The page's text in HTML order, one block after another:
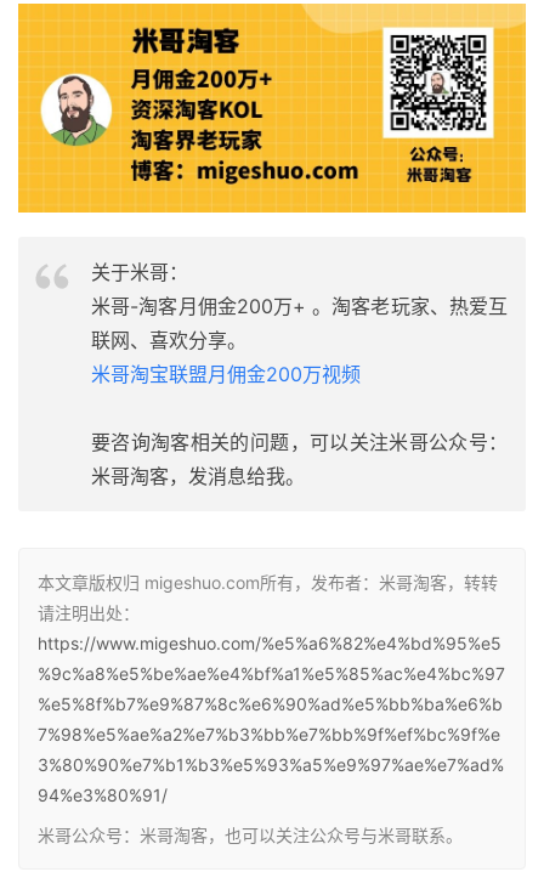
关于米哥：
米哥-淘客月佣金200万+ 。淘客老玩家、热爱互
联网、喜欢分享。
米哥淘宝联盟月佣金200万视频
要咨询淘客相关的问题，可以关注米哥公众号：
米哥淘客，发消息给我。
本文章版权归 migeshuo.com所有，发布者：米哥淘客，转转
请注明出处：
https://www.migeshuo.com/%e5%a6%82%e4%bd%95%e5
%9c%a8%e5%be%ae%e4%bf%a1%e5%85%ac%e4%bc%97
%e5%8f%b7%e9%87%8c%e6%90%ad%e5%bb%ba%e6%b
7%98%e5%ae%a2%e7%b3%bb%e7%bb%9f%ef%bc%9f%e
3%80%90%e7%b1%b3%e5%93%a5%e9%97%ae%e7%ad%
94%e3%80%91/
米哥公众号：米哥淘客，也可以关注公众号与米哥联系。